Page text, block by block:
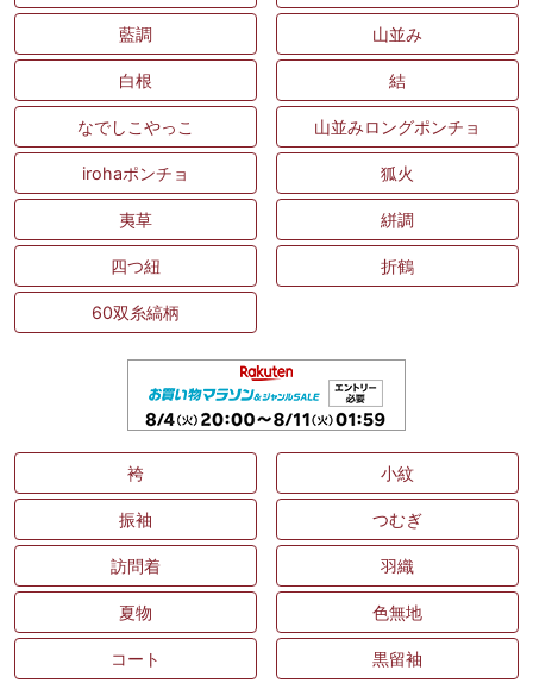
藍調 山並み
白根 結
なでしこやっこ 山並みロングポンチョ
irohaポンチョ 狐火
夷草 絣調
四つ紐 折鶴
60双糸縞柄
袴 小紋
振袖 つむぎ
訪問着 羽織
夏物 色無地
コート 黒留袖